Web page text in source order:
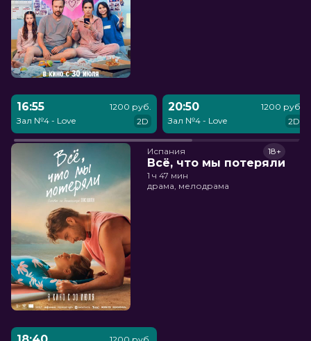
16:55
Зал №4 - Love
1200 руб.
2D
20:50
Зал №4 - Love
1200 руб.
2D
Испания
Всё, что мы потеряли
18+
1 ч 47 мин
драма, мелодрама
1200 руб.